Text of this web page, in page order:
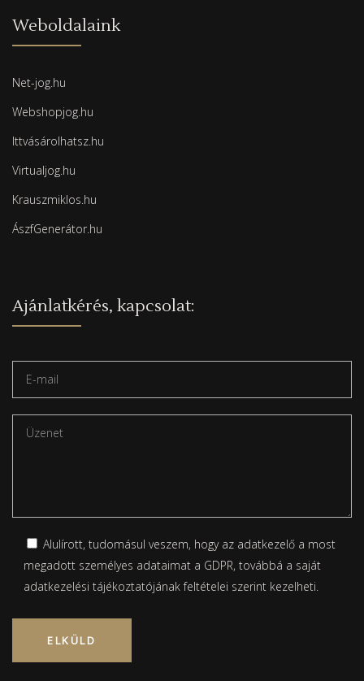
Weboldalaink
Net-jog.hu
Webshopjog.hu
Ittvásárolhatsz.hu
Virtualjog.hu
Krauszmiklos.hu
ÁszfGenerátor.hu
Ajánlatkérés, kapcsolat:
Alulírott, tudomásul veszem, hogy az adatkezelő a most
megadott személyes adataimat a GDPR, továbbá a saját
adatkezelési tájékoztatójánakfeltételei szerint kezelheti.
Please leave this field empty.